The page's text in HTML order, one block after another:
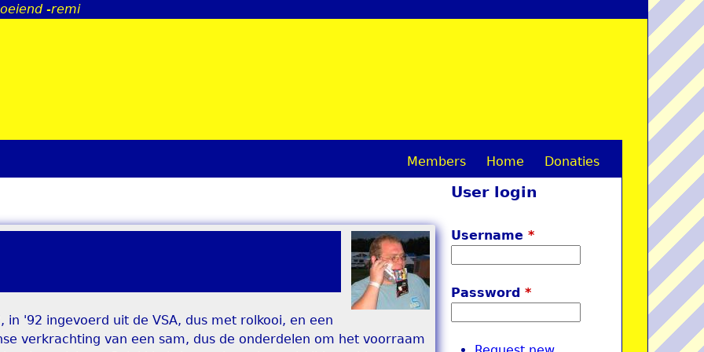
-remi
in '92 ingevoerd uit de VSA, dus met rolkooi, en een
verkrachting van een sam, dus de onderdelen om het voorraam
M
i
n
m
n
Members Home Donaties
User login
Username*
Password*